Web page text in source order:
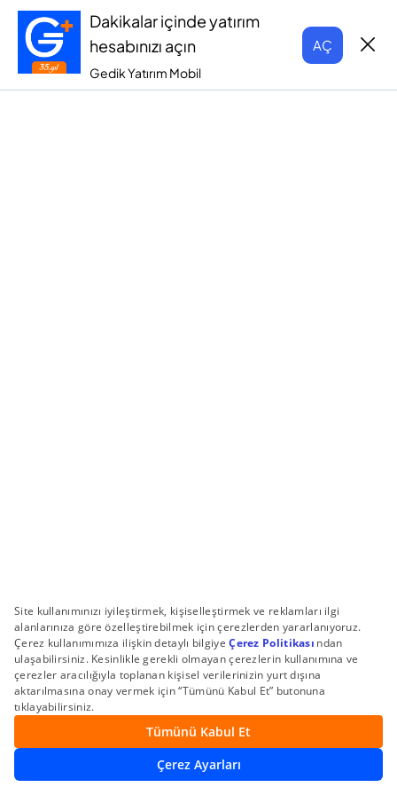
Dakikalar içinde yatırım
hesabınızı açın
Gedik Yatırım Mobil
AÇ